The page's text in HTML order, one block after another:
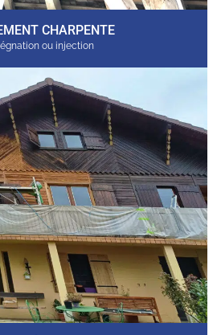
CHARPENTE
ou injection